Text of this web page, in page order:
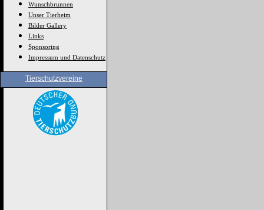
Wunschbrunnen
Unser Tierheim
Bilder Gallery
Links
Sponsoring
Impressum und Datenschutz
Tierschutzvereine